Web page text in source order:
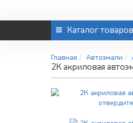
Каталогтоваров
Главная Автоэмали
2К акриловая